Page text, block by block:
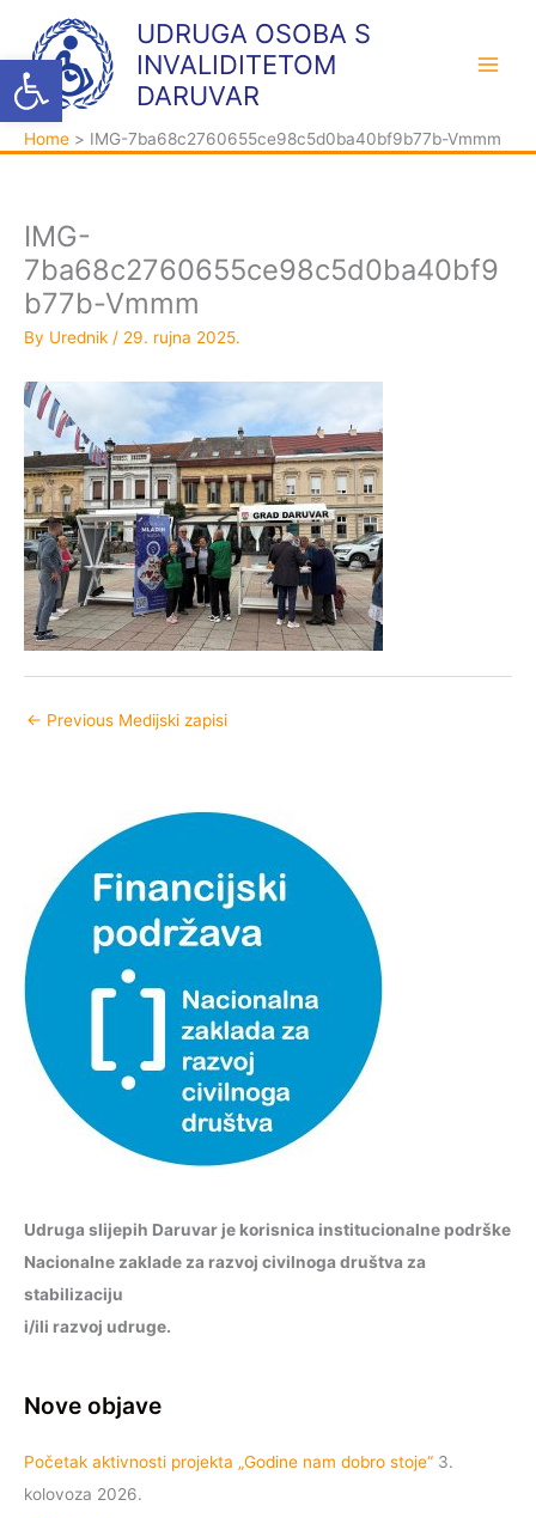
Open toolbar
content
UDRUGA OSOBA S
INVALIDITETOM
DARUVAR
Home IMG-7ba68c2760655ce98c5d0ba40bf9b77b-Vmmm
IMG-
7ba68c2760655ce98c5d0ba40bf9
b77b-Vmmm
By Urednik / 29. rujna 2025.
← Previous Medijski zapisi
Udruga slijepih Daruvar je korisnica institucionalne podrške
Nacionalne zaklade za razvoj civilnoga društva za
stabilizaciju
i/ili razvoj udruge.
Nove objave
Početak aktivnosti projekta „Godine nam dobro stoje“ 3.
kolovoza 2026.
t
e
g
e
h
i
v